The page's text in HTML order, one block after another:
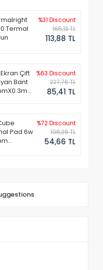
Termal
%31 Discount
165,13 TL
113,88 TL
Çift
Bant
%63 Discount
227,76 TL
85,41 TL
Pad 6w
%72 Discount
198,38 TL
54,66 TL